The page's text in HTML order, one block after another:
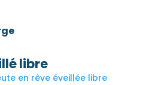
libre
en rêve éveillée libre